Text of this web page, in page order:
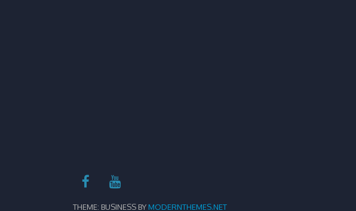
THEME: BUSINESS BY MODERNTHEMES.NET